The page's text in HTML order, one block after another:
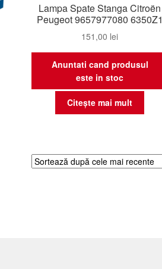
Lampa Spate Stanga Citroën
Peugeot 9657977080 6350Z1
151,00 lei
Anuntati cand produsul
este in stoc
Citește mai mult